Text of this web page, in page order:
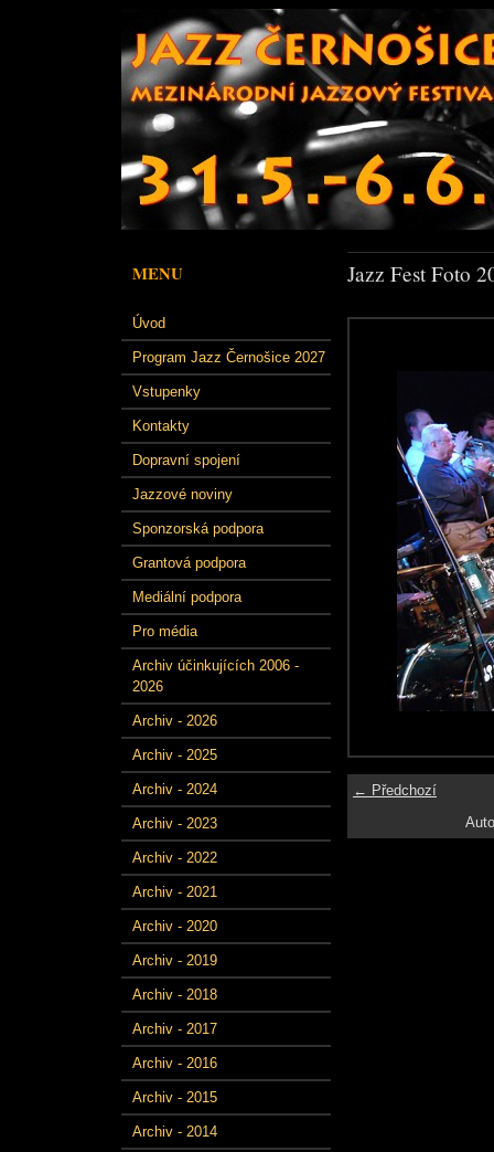
MENU
Úvod
Program Jazz Černošice 2027
Vstupenky
Kontakty
Dopravní spojení
Jazzové noviny
Sponzorská podpora
Grantová podpora
Mediální podpora
Pro média
Archiv účinkujících 2006 -
2026
Archiv - 2026
Archiv - 2025
Archiv - 2024
Archiv - 2023
Archiv - 2022
Archiv - 2021
Archiv - 2020
Archiv - 2019
Archiv - 2018
Archiv - 2017
Archiv - 2016
Archiv - 2015
Archiv - 2014
Jazz Fest Foto
← Předchozí